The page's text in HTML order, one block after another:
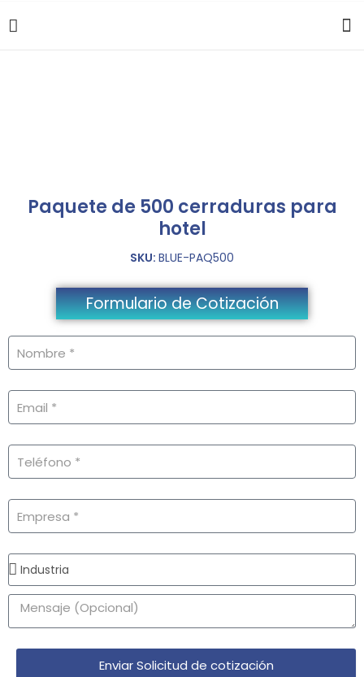
Paquete de 500 cerraduras para
hotel
SKU: BLUE-PAQ500
Formulario de Cotización
Enviar Solicitud de cotización